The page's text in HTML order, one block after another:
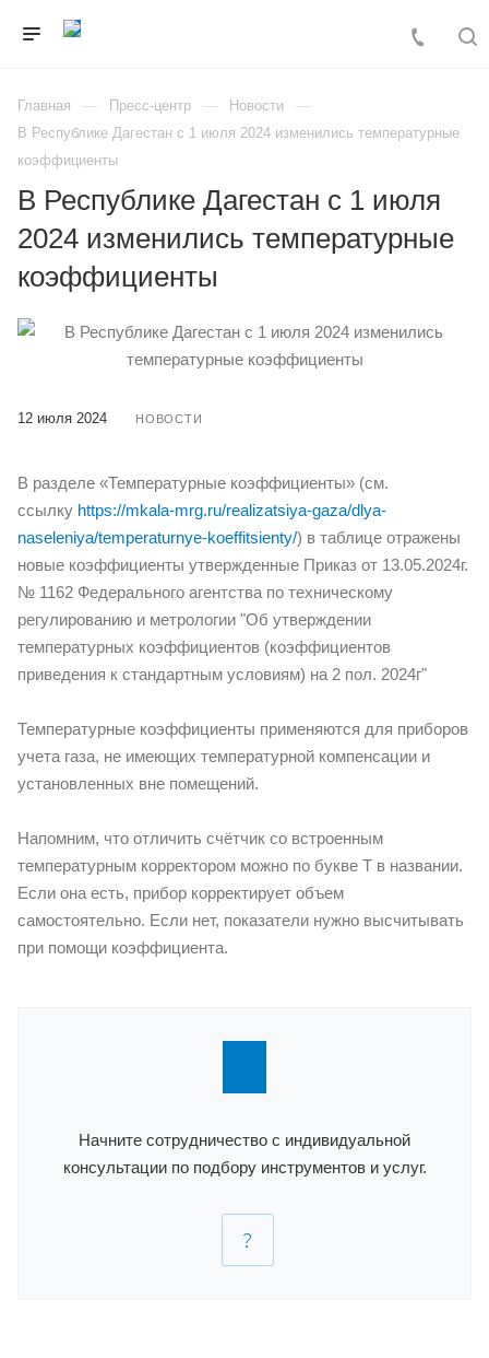
Главная Пресс-центр
Новости
В Республике Дагестан с 1 июля 2024 изменились температурные
коэффициенты
В Республике Дагестан с 1 июля
2024 изменились температурные
коэффициенты
12 июля 2024 НОВОСТИ
В разделе «Температурные коэффициенты» (см.
ссылку https://mkala-mrg.ru/realizatsiya-gaza/dlya-
naseleniya/temperaturnye-koeffitsienty/) в таблице отражены
новые коэффициенты утвержденные Приказ от 13.05.2024г.
№ 1162 Федерального агентства по техническому
регулированию и метрологии "Об утверждении
температурных коэффициентов (коэффициентов
приведения к стандартным условиям) на 2 пол. 2024г"
Температурные коэффициенты применяются для приборов
учета газа, не имеющих температурной компенсации и
установленных вне помещений.
Напомним, что отличить счётчик со встроенным
температурным корректором можно по букве Т в названии.
Если она есть, прибор корректирует объем
самостоятельно. Если нет, показатели нужно высчитывать
при помощи коэффициента.
Начните сотрудничество с индивидуальной
консультации по подбору инструментов и услуг.